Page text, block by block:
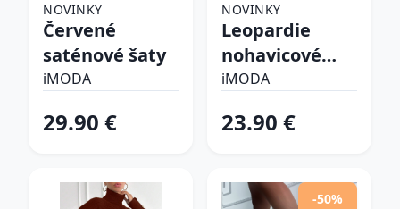
NOVINKY
Červené
saténové šaty
iMODA
29.90 €
NOVINKY
Leopardie
nohavicové
pyžamo
iMODA
23.90 €
-50%